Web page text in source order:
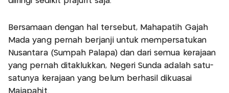
Bersamaan dengan hal tersebut, Mahapatih Gajah
Mada yang pernah berjanji untuk mempersatukan
Nusantara (Sumpah Palapa) dan dari semua kerajaan
yang pernah ditaklukkan, Negeri Sunda adalah satu-
satunya kerajaan yang belum berhasil dikuasai
Majapahit.